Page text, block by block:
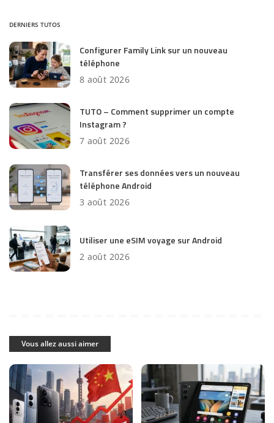
DERNIERS TUTOS
Configurer Family Link sur un nouveau
téléphone
8 août 2026
TUTO – Comment supprimer un compte
Instagram ?
7 août 2026
Transférer ses données vers un nouveau
téléphone Android
3 août 2026
Utiliser une eSIM voyage sur Android
2 août 2026
Vous allez aussi aimer